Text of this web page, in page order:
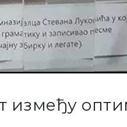
између